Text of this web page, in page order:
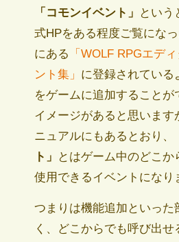
「コモンイベント」
という
式HPをある程度ご覧にな
にある
「WOLF RPGエデ
ント集」 に登録されている
をゲームに追加することが
イメージがあると思います
ニュアルにもあるとおり、
ト」
とはゲーム中のどこか
使用できるイベントになり
つまりは機能追加といった
く、どこからでも呼び出せ